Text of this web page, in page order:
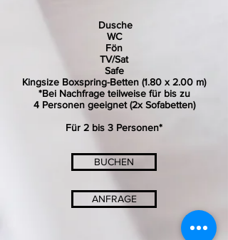
Dusche
WC
Fön
TV/Sat
Safe
Kingsize Boxspring-Betten (1.80 x 2.00 m)
*Bei Nachfrage teilweise für bis zu
4 Personen geeignet (2x Sofabetten)
Für 2 bis 3 Personen*
BUCHEN
ANFRAGE